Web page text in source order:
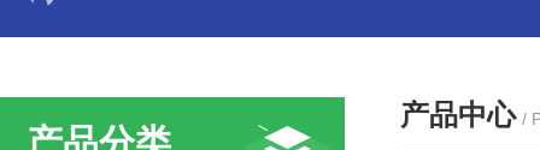
产品中心 /